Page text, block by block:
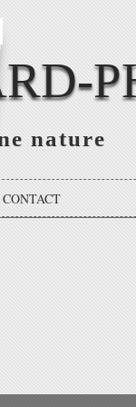
nature
CONTACT